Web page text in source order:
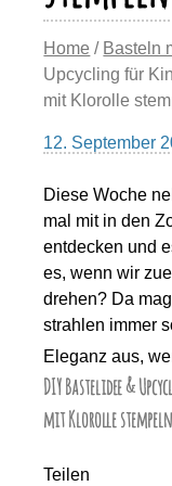
Home / Basteln
Upcycling für
mit Klorolle
12. September
Diese Woche
mal mit in den
entdecken und
es, wenn wir
drehen? Da
strahlen immer
Eleganz aus,
DIY Bastelidee &
mit Klorolle stempeln
Teilen